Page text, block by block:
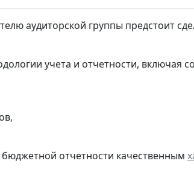
аудиторской группы предстоит
учета и отчетности, включая
отчетности качественным